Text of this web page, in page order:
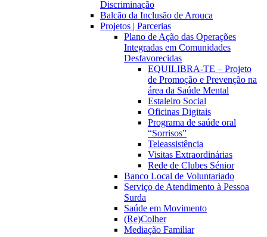
Discriminação
Balcão da Inclusão de Arouca
Projetos | Parcerias
Plano de Ação das Operações
Integradas em Comunidades
Desfavorecidas
EQUILIBRA-TE – Projeto
de Promoção e Prevenção na
área da Saúde Mental
Estaleiro Social
Oficinas Digitais
Programa de saúde oral
“Sorrisos”
Teleassistência
Visitas Extraordinárias
Rede de Clubes Sénior
Banco Local de Voluntariado
Serviço de Atendimento à Pessoa
Surda
Saúde em Movimento
(Re)Colher
Mediação Familiar